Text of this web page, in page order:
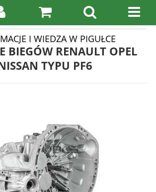
I WIEDZA W PIGUŁCE
BIEGÓW RENAULT OPEL
TYPU PF6